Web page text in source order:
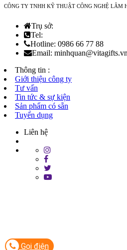
CÔNG TY TNHH KỸ THUẬT CÔNG NGHỆ LÂM
Trụ sở:
Tel:
Hotline: 0986 66 77 88
Email: minhquan@vitagifts.vn
Thông tin :
Giới thiệu công ty
Tư vấn
Tin tức & sự kiện
Sản phẩm có sẵn
Tuyển dụng
Liên hệ
Gọi điện